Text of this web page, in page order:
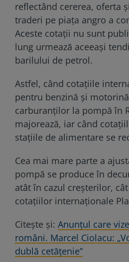
reflectând cererea, oferta
traderi pe piața angro a
Aceste cotații nu sunt
lung urmează aceeași
barilului de petrol.
Astfel, când cotațiile
pentru benzină și
carburanților la pompă în
majorează, iar când
stațiile de alimentare se
Cea mai mare parte a
pompă se produce în
atât în cazul creșterilor,
cotațiilor internaționale
Citește și: Anunțul care
români. Marcel Ciolacu:
dublă cetățenie”